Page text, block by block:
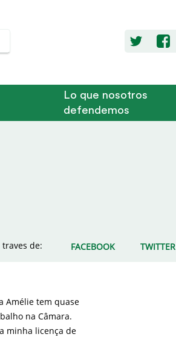
Lo que nosotros
defendemos
de: FACEBOOK TWITTER
Amélie tem quase
na Câmara.
minha licença de